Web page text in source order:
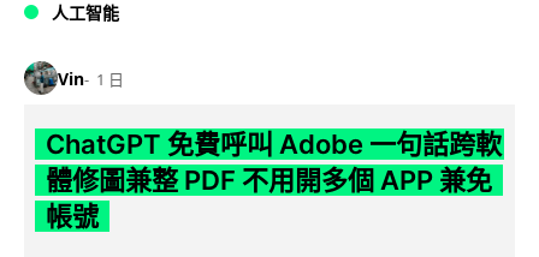
人工智能
Vin 1 日
ChatGPT 免費呼叫 Adobe 一句話跨軟
體修圖兼整 PDF 不用開多個 APP 兼免
帳號